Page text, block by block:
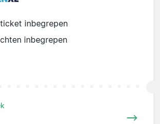
inbegrepen
inbegrepen